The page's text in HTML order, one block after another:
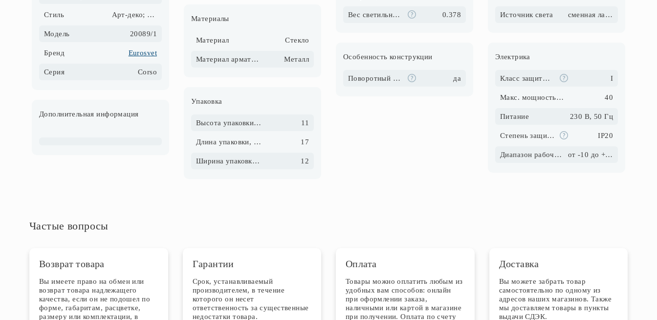
Стиль Арт-деко; Классика; Лофт; Современный
Модель 20089/1
Бренд Eurosvet
Серия Corso
Вес светильника, кг 0.378 Источник света сменная лампа
Материалы
Материал Стекло
Материал арматуры Металл Особенность конструкции
Поворотный механизм да
Электрика
Класс защиты от поражения электрическим током I
Макс. мощность ламп, Вт 40
Питание 230 В, 50 Гц
Степень защиты IP IP20
Диапазон рабочих температур от -10 до +40
Упаковка
Высота упаковки, см 11
Длина упаковки, см 17
Ширина упаковки, см 12
Дополнительная информация
Частые вопросы
Возврат товара
Вы имеете право на обмен или
возврат товара надлежащего
качества, если он не подошел по
форме, габаритам, расцветке,
размеру или комплектации, в
Гарантии
Срок, устанавливаемый
производителем, в течение
которого он несет
ответственность за существенные
недостатки товара.
Оплата
Товары можно оплатить любым из
удобных вам способов: онлайн
при оформлении заказа,
наличными или картой в магазине
при получении. Оплата по счету
Доставка
Вы можете забрать товар
самостоятельно по одному из
адресов наших магазинов. Также
мы доставляем товары в пункты
выдачи СДЭК.